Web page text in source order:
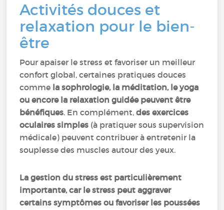
Activités douces et
relaxation pour le bien-
être
Pour apaiser le stress et favoriser un meilleur
confort global, certaines pratiques douces
comme la sophrologie, la méditation, le yoga
ou encore la relaxation guidée peuvent être
bénéfiques. En complément,des exercices
oculaires simples (à pratiquer sous supervision
médicale) peuvent contribuer à entretenir la
souplesse des muscles autour des yeux.
La gestion du stress est particulièrement
importante, car le stress peut aggraver
certains symptômes ou favoriser les poussées